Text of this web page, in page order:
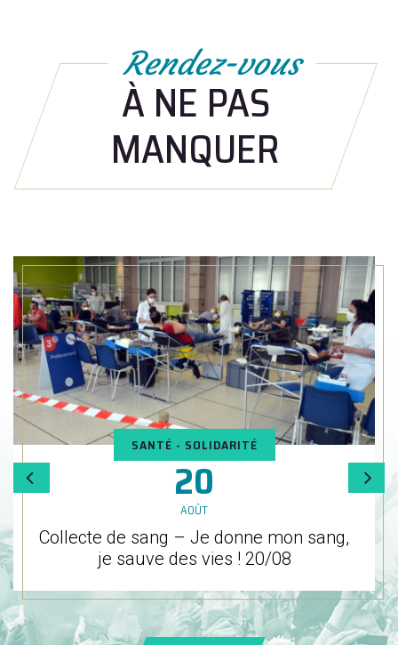
Rendez-vous
À NE PAS
MANQUER
SANTÉ - SOLIDARITÉ
Le
20
AOÛT
Collecte de sang – Je donne mon sang,
je sauve des vies ! 20/08